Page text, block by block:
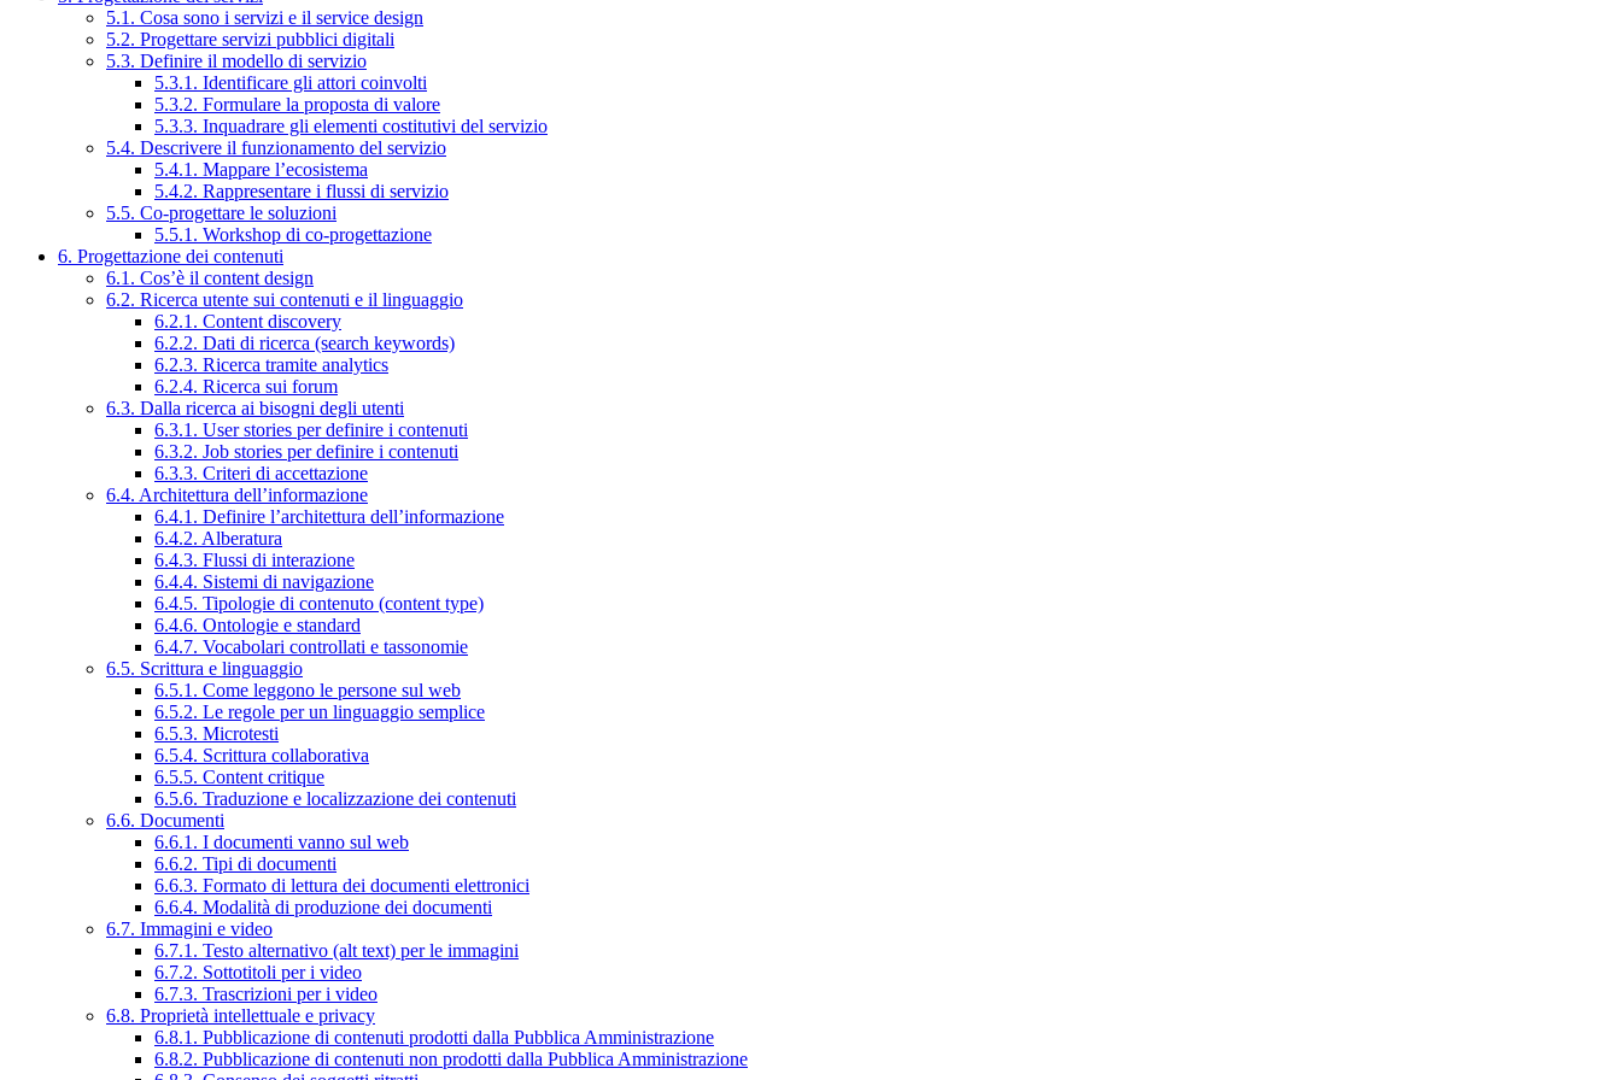
5.1. Cosa sono i servizi e il service design
5.2. Progettare servizi pubblici digitali
5.3. Definire il modello di servizio
5.3.1. Identificare gli attori coinvolti
5.3.2. Formulare la proposta di valore
5.3.3. Inquadrare gli elementi costitutivi del servizio
5.4. Descrivere il funzionamento del servizio
5.4.1. Mappare l’ecosistema
5.4.2. Rappresentare i flussi di servizio
5.5. Co-progettare le soluzioni
5.5.1. Workshop di co-progettazione
6. Progettazione dei contenuti
6.1. Cos’è il content design
6.2. Ricerca utente sui contenuti e il linguaggio
6.2.1. Content discovery
6.2.2. Dati di ricerca (search keywords)
6.2.3. Ricerca tramite analytics
6.2.4. Ricerca sui forum
6.3. Dalla ricerca ai bisogni degli utenti
6.3.1. User stories per definire i contenuti
6.3.2. Job stories per definire i contenuti
6.3.3. Criteri di accettazione
6.4. Architettura dell’informazione
6.4.1. Definire l’architettura dell’informazione
6.4.2. Alberatura
6.4.3. Flussi di interazione
6.4.4. Sistemi di navigazione
6.4.5. Tipologie di contenuto (content type)
6.4.6. Ontologie e standard
6.4.7. Vocabolari controllati e tassonomie
6.5. Scrittura e linguaggio
6.5.1. Come leggono le persone sul web
6.5.2. Le regole per un linguaggio semplice
6.5.3. Microtesti
6.5.4. Scrittura collaborativa
6.5.5. Content critique
6.5.6. Traduzione e localizzazione dei contenuti
6.6. Documenti
6.6.1. I documenti vanno sul web
6.6.2. Tipi di documenti
6.6.3. Formato di lettura dei documenti elettronici
6.6.4. Modalità di produzione dei documenti
6.7. Immagini e video
6.7.1. Testo alternativo (alt text) per le immagini
6.7.2. Sottotitoli per i video
6.7.3. Trascrizioni per i video
6.8. Proprietà intellettuale e privacy
6.8.1. Pubblicazione di contenuti prodotti dalla Pubblica Amministrazione
6.8.2. Pubblicazione di contenuti non prodotti dalla Pubblica Amministrazione